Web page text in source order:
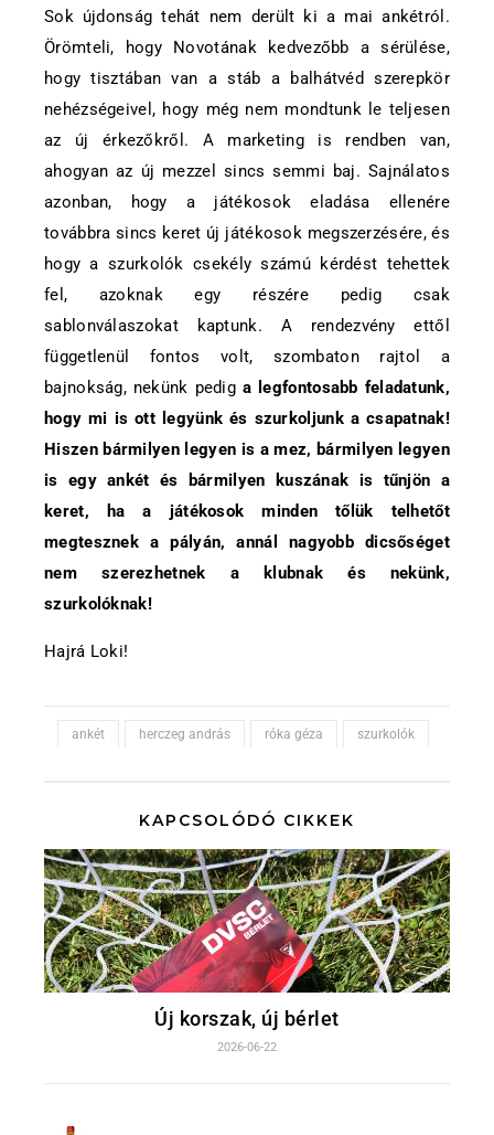
Sok újdonság tehát nem derült ki a mai ankétról.
Örömteli, hogy Novotának kedvezőbb a sérülése,
hogy tisztában van a stáb a balhátvéd szerepkör
nehézségeivel, hogy még nem mondtunk le teljesen
az új érkezőkről. A marketing is rendben van,
ahogyan az új mezzel sincs semmi baj. Sajnálatos
azonban, hogy a játékosok eladása ellenére
továbbra sincs keret új játékosok megszerzésére, és
hogy a szurkolók csekély számú kérdést tehettek
fel, azoknak egy részére pedig csak
sablonválaszokat kaptunk. A rendezvény ettől
függetlenül fontos volt, szombaton rajtol a
bajnokság, nekünk pedig a legfontosabb feladatunk,
hogy mi is ott legyünk és szurkoljunk a csapatnak!
Hiszen bármilyen legyen is a mez, bármilyen legyen
is egy ankét és bármilyen kuszának is tűnjön a
keret, ha a játékosok minden tőlük telhetőt
megtesznek a pályán, annál nagyobb dicsőséget
nem szerezhetnek a klubnak és nekünk,
szurkolóknak!
Hajrá Loki!
ankét herczeg andrás róka géza szurkolók
KAPCSOLÓDÓ CIKKEK
Új korszak, új bérlet
2026-06-22